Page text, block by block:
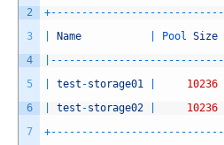
2
3
4
5
6
7
+-- -- -- -- -- -- -- -- -- -- -- -- -- --
Name Pool Size
-- -- -- -- -- -- -- -- -- -- -- -- -- --
test -storage01 10236
test -storage02 10236
+-- -- -- -- -- -- -- -- -- -- -- -- -- --